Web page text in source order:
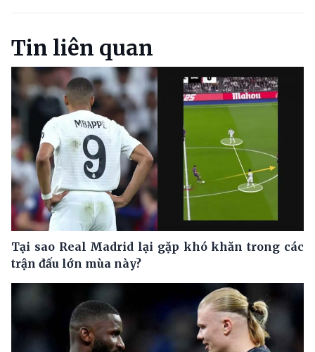
Tin liên quan
Tại sao Real Madrid lại gặp khó khăn trong các
trận đấu lớn mùa này?